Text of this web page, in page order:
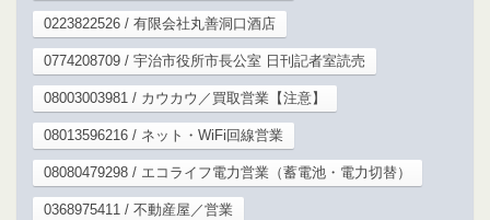
0223822526 / 有限会社丸善洞口酒店
0774208709 / 宇治市役所市長公室 日刊記者室読売
08003003981 / カウカウ／買取営業【注意】
08013596216 / ネット・WiFi回線営業
08080479298 / エコライフ電力営業（蓄電池・電力切替）
0368975411 / 不動産屋／営業